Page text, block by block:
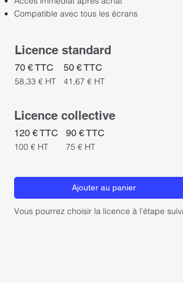
Compatible avec tous les écrans
Licence standard
70 € TTC
58,33 € HT
50 € TTC
41,67 € HT
Licence collective
120 € TTC
100 € HT
90 € TTC
75 € HT
Ajouter au panier
Vous pourrez choisir la licence à l'étape